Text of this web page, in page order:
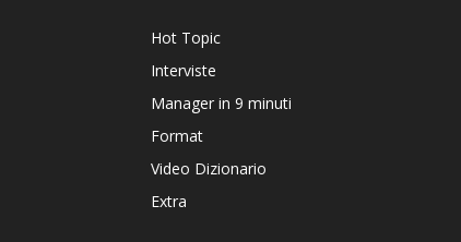
Hot Topic
Interviste
Manager in 9 minuti
Format
Video Dizionario
Extra